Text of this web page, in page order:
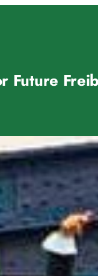
Future